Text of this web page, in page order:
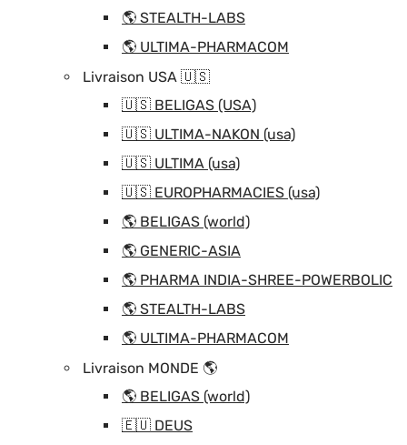
🌎 STEALTH-LABS
🌎 ULTIMA-PHARMACOM
Livraison USA 🇺🇸
🇺🇸 BELIGAS (USA)
🇺🇸 ULTIMA-NAKON (usa)
🇺🇸 ULTIMA (usa)
🇺🇸 EUROPHARMACIES (usa)
🌎 BELIGAS (world)
🌎 GENERIC-ASIA
🌎 PHARMA INDIA-SHREE-POWERBOLIC
🌎 STEALTH-LABS
🌎 ULTIMA-PHARMACOM
Livraison MONDE 🌎
🌎 BELIGAS (world)
🇪🇺 DEUS